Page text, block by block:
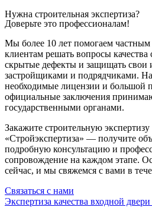
Нужна строительная экспертиза?
Доверьте это профессионалам!
Мы более 10 лет помогаем
клиентам решать вопросы качества
скрытые дефекты и защищать свои
застройщиками и подрядчиками.
необходимые лицензии и большой
официальные заключения
государственными органами.
Закажите строительную
«Стройэкспертиза» — получите
подробную консультацию и
сопровождение на каждом этапе.
сейчас, и мы свяжемся с вами в
Связаться с нами
Экспертиза качества входной